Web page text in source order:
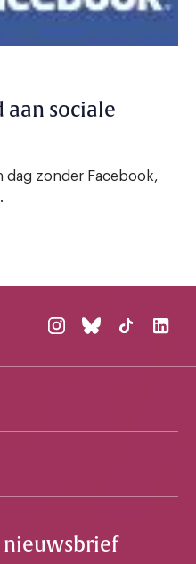
aan sociale
dag zonder Facebook,
nieuwsbrief